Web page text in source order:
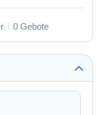
0 Gebote